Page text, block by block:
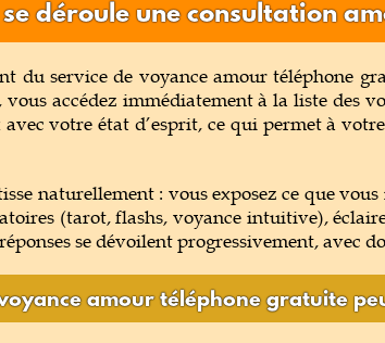
déroule une consultation
du service de voyance amour téléphone
accédez immédiatement à la liste des
avec votre état d’esprit, ce qui permet à
naturellement : vous exposez ce que
(tarot, flashs, voyance intuitive),
se dévoilent progressivement, avec
amour téléphone gratuite